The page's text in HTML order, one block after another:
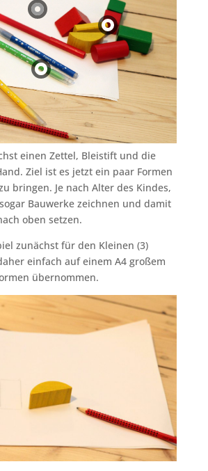
einen Zettel, Bleistift und die
Ziel ist es jetzt ein paar Formen
bringen. Je nach Alter des Kindes,
Bauwerke zeichnen und damit
oben setzen.
zunächst für den Kleinen (3)
einfach auf einem A4 großem
übernommen.